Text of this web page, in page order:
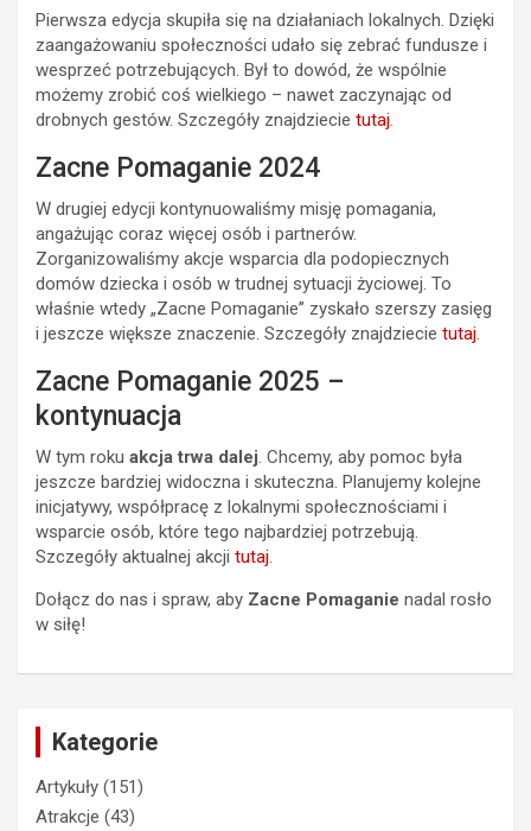
Pierwsza edycja skupiła się na działaniach lokalnych. Dzięki
zaangażowaniu społeczności udało się zebrać fundusze i
wesprzeć potrzebujących. Był to dowód, że wspólnie
możemy zrobić coś wielkiego – nawet zaczynając od
drobnych gestów. Szczegóły znajdziecie tutaj.
Zacne Pomaganie 2024
W drugiej edycji kontynuowaliśmy misję pomagania,
angażując coraz więcej osób i partnerów.
Zorganizowaliśmy akcje wsparcia dla podopiecznych
domów dziecka i osób w trudnej sytuacji życiowej. To
właśnie wtedy „Zacne Pomaganie” zyskało szerszy zasięg
i jeszcze większe znaczenie. Szczegóły znajdziecie tutaj.
Zacne Pomaganie 2025 –
kontynuacja
W tym roku akcja trwa dalej. Chcemy, aby pomoc była
jeszcze bardziej widoczna i skuteczna. Planujemy kolejne
inicjatywy, współpracę z lokalnymi społecznościami i
wsparcie osób, które tego najbardziej potrzebują.
Szczegóły aktualnej akcji tutaj.
Dołącz do nas i spraw, aby Zacne Pomaganie nadal rosło
w siłę!
Kategorie
Artykuły (151)
Atrakcje (43)